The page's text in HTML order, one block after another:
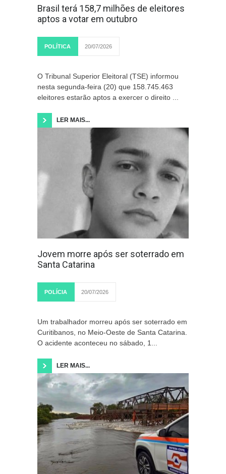
Brasil terá 158,7 milhões de eleitores
aptos a votar em outubro
POLÍTICA 20/07/2026
O Tribunal Superior Eleitoral (TSE) informou
nesta segunda-feira (20) que 158.745.463
eleitores estarão aptos a exercer o direito ...
LER MAIS...
Jovem morre após ser soterrado em
Santa Catarina
POLÍCIA 20/07/2026
Um trabalhador morreu após ser soterrado em
Curitibanos, no Meio-Oeste de Santa Catarina.
O acidente aconteceu no sábado, 1...
LER MAIS...